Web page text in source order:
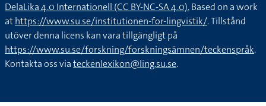
DelaLika 4.0 Internationell (CC BY-NC-SA 4.0).Based on a work
athttps://www.su.se/institutionen-for-lingvistik/. Tillstånd
utöver denna licens kan vara tillgängligt på
https://www.su.se/forskning/forskningsämnen/teckenspråk.
Kontakta oss viateckenlexikon@ling.su.se.